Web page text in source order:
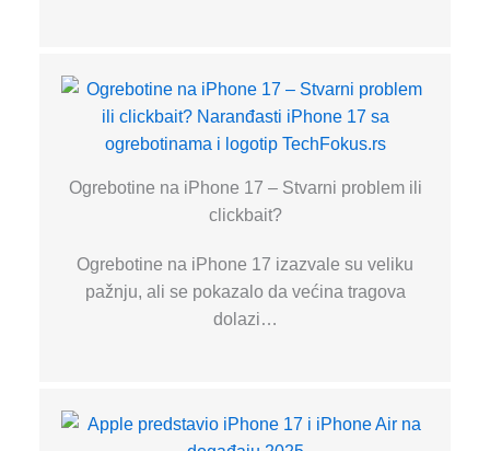
Ogrebotine na iPhone 17 – Stvarni problem ili
clickbait?
Ogrebotine na iPhone 17 izazvale su veliku
pažnju, ali se pokazalo da većina tragova
dolazi…